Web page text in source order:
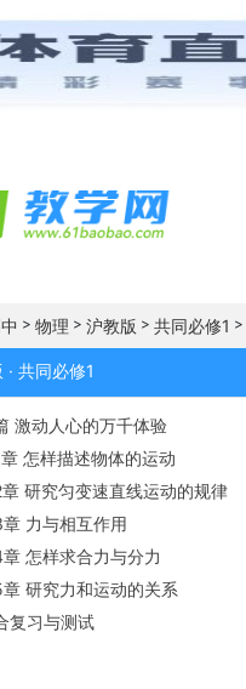
> 物理 > 沪教版 > 共同必修1 >
· 共同必修1
激动人心的万千体验
怎样描述物体的运动
研究匀变速直线运动的规律
力与相互作用
怎样求合力与分力
研究力和运动的关系
复习与测试